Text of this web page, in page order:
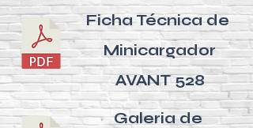
Ficha Técnica de
Minicargador
AVANT 528
Galeria de